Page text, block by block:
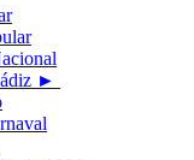
►